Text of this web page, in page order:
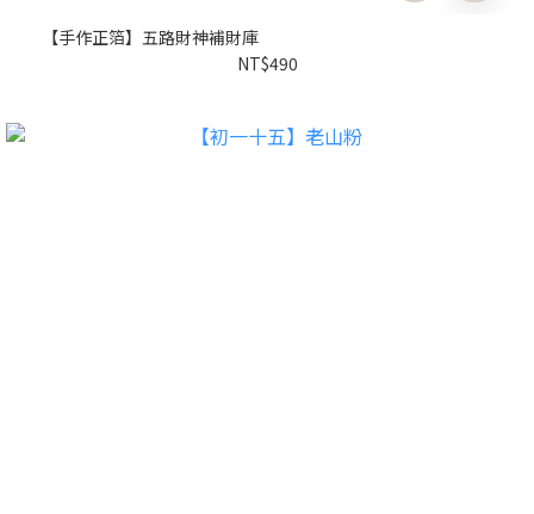
【手作正箔】五路財神補財庫
NT$490